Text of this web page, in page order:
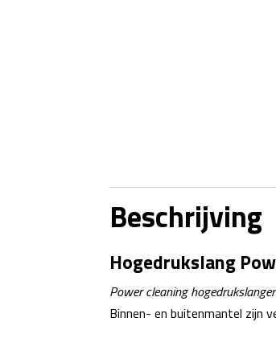
Beschrijving
Hogedrukslang
Power cleaning
Binnen- en buitenmantel zijn